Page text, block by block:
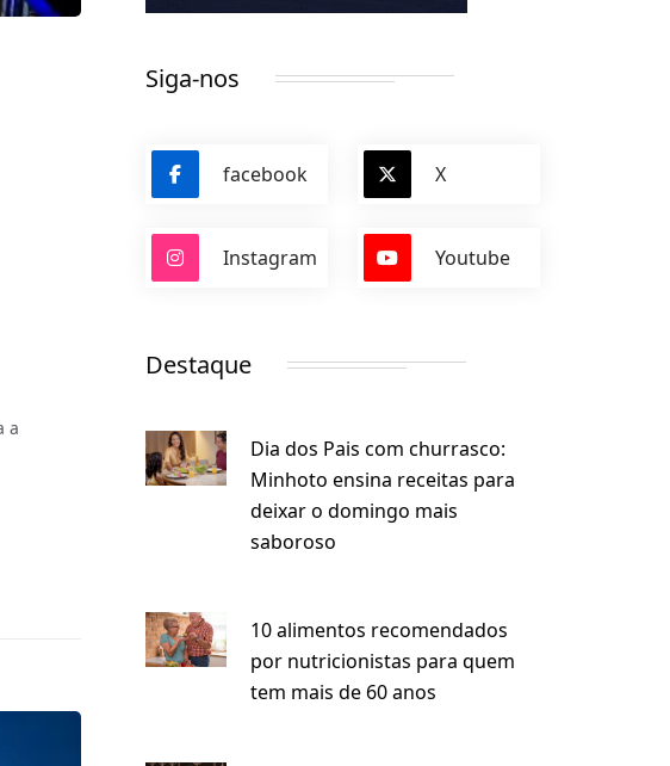
a
Siga-nos
facebook X
Instagram Youtube
Destaque
Dia dos Pais com churrasco:
Minhoto ensina receitas para
deixar o domingo mais
saboroso
10 alimentos recomendados
por nutricionistas para quem
tem mais de 60 anos